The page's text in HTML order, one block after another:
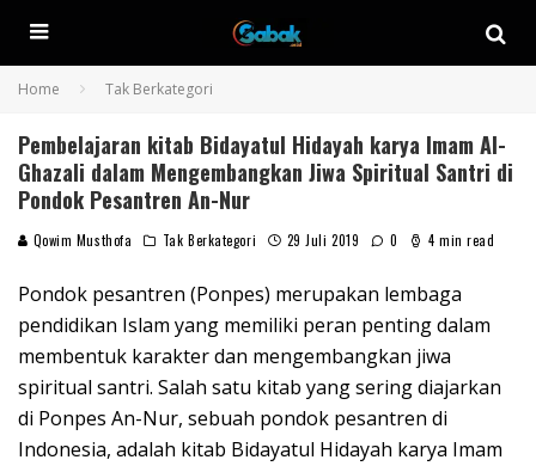
Home Tak Berkategori
Pembelajaran kitab Bidayatul Hidayah karya Imam Al-
Ghazali dalam Mengembangkan Jiwa Spiritual Santri di
Pondok Pesantren An-Nur
Qowim Musthofa Tak Berkategori 29 Juli 2019 0 4 min read
Pondok pesantren (Ponpes) merupakan lembaga
pendidikan Islam yang memiliki peran penting dalam
membentuk karakter dan mengembangkan jiwa
spiritual santri. Salah satu kitab yang sering diajarkan
di Ponpes An-Nur, sebuah pondok pesantren di
Indonesia, adalah kitab Bidayatul Hidayah karya Imam